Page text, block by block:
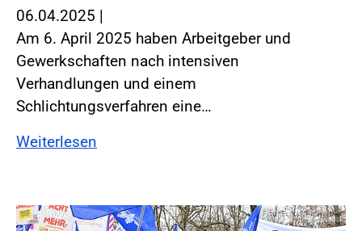
06.04.2025 |
Am 6. April 2025 haben Arbeitgeber und
Gewerkschaften nach intensiven
Verhandlungen und einem
Schlichtungsverfahren eine…
Weiterlesen
Foto:Foto: Windmüller